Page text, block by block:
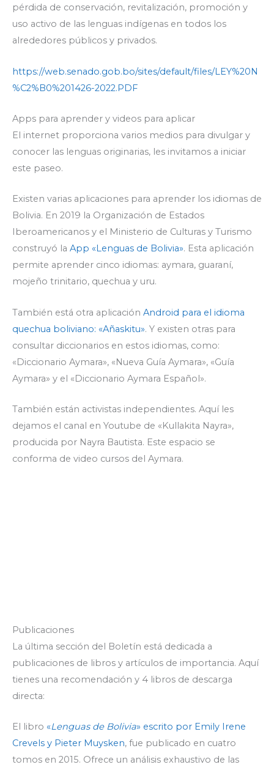
pérdida de conservación, revitalización, promoción y
uso activo de las lenguas indígenas en todos los
alrededores públicos y privados.
https://web.senado.gob.bo/sites/default/files/LEY%20N
%C2%B0%201426-2022.PDF
Apps para aprender y videos para aplicar
El internet proporciona varios medios para divulgar y
conocer las lenguas originarias, les invitamos a iniciar
este paseo.
Existen varias aplicaciones para aprender los idiomas de
Bolivia. En 2019 la Organización de Estados
Iberoamericanos y el Ministerio de Culturas y Turismo
construyó la App «Lenguas de Bolivia». Esta aplicación
permite aprender cinco idiomas: aymara, guaraní,
mojeño trinitario, quechua y uru.
También está otra aplicación Android para el idioma
quechua boliviano: «Añaskitu». Y existen otras para
consultar diccionarios en estos idiomas, como:
«Diccionario Aymara», «Nueva Guía Aymara», «Guía
Aymara» y el «Diccionario Aymara Español».
También están activistas independientes. Aquí les
dejamos el canal en Youtube de «Kullakita Nayra»,
producida por Nayra Bautista. Este espacio se
conforma de video cursos del Aymara.
Publicaciones
La última sección del Boletín está dedicada a
publicaciones de libros y artículos de importancia. Aquí
tienes una recomendación y 4 libros de descarga
directa:
El libro «Lenguas de Bolivia» escrito por Emily Irene
Crevels y Pieter Muysken, fue publicado en cuatro
tomos en 2015. Ofrece un análisis exhaustivo de las